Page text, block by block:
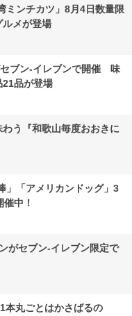
ミンチカツ」8月4日数量限
ルメが登場
ブン-イレブンで開催 味
21品が登場
う『和歌山毎度おおきに
」「アメリカンドッグ」3
中！
がセブン‐イレブン限定で
本丸ごとはかさばるの